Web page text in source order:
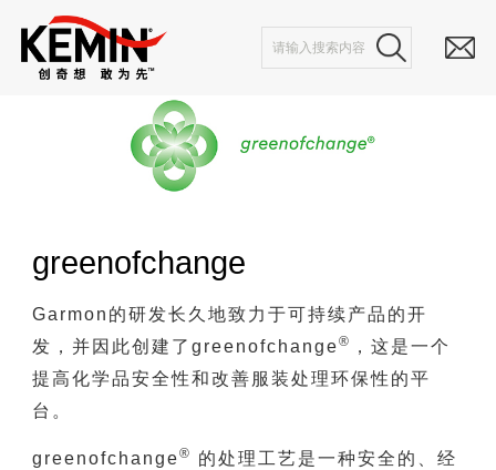
greenofchange
Garmon的研发长久地致力于可持续产品的开
发，并因此创建了greenofchange®
，这是一个
提高化学品安全性和改善服装处理环保性的平
台。
greenofchange®
的处理工艺是一种安全的、经